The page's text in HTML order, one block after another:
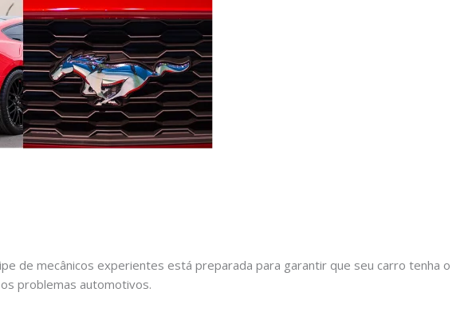
de mecânicos experientes está preparada para garantir que seu carro tenha o
problemas automotivos.